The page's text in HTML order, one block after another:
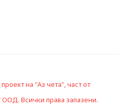
на "Аз чета", част от
Всички права запазени.